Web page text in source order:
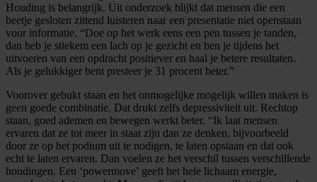
Houding is belangrijk. Uit onderzoek blijkt dat mensen die een
beetje gesloten zittend luisteren naar een presentatie niet openstaan
voor informatie. “Doe op het werk eens een pen tussen je tanden,
dan heb je stiekem een lach op je gezicht en ben je tijdens het
uitvoeren van een opdracht positiever en haal je betere resultaten.
Als je gelukkiger bent presteer je 31 procent beter.”
Voorover gebukt staan en het onmogelijke mogelijk willen maken is
geen goede combinatie. Dat drukt zelfs depressiviteit uit. Rechtop
staan, goed ademen en bewegen werkt beter. “Ik laat mensen
ervaren dat ze tot meer in staat zijn dan ze denken, bijvoorbeeld
door ze op het podium uit te nodigen, te laten opstaan en dat ook
echt te laten ervaren. Dan voelen ze het verschil tussen verschillende
houdingen. Een ‘powermove’ geeft het hele lichaam energie,